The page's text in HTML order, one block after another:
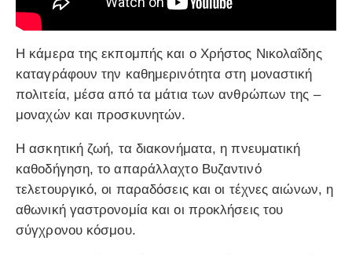
Η κάμερα της εκπομπής και ο Χρήστος Νικολαΐδης
καταγράφουν την καθημερινότητα στη μοναστική
πολιτεία, μέσα από τα μάτια των ανθρώπων της –
μοναχών και προσκυνητών.
Η ασκητική ζωή, τα διακονήματα, η πνευματική
καθοδήγηση, το απαράλλαχτο Βυζαντινό
τελετουργικό, οι παραδόσεις και οι τέχνες αιώνων, η
αθωνική γαστρονομία και οι προκλήσεις του
σύγχρονου κόσμου.